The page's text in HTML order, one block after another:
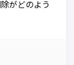
がどのよう